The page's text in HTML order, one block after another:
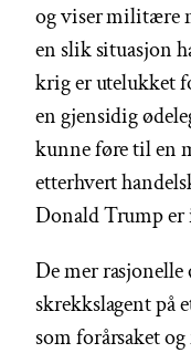
og viser militære
en slik situasjon
krig er utelukket
en gjensidig
kunne føre til en
etterhvert
Donald Trump er
De mer
skrekkslagent på
som forårsaket